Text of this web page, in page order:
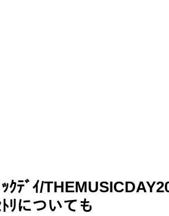
ｸﾃﾞｲ/
ﾘについても